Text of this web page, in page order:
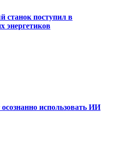
поступил в
энергетиков
использовать ИИ